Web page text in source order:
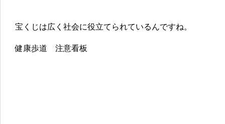
宝くじは広く社会に役立てられているんですね。
健康歩道 注意看板